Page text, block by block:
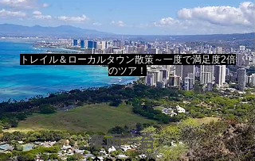
トレイル＆ローカルタウン散策～一度で満足度2倍
のツア！
​車両一台